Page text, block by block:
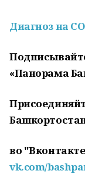
Диагноз на
«Панорама
во
vk.com/